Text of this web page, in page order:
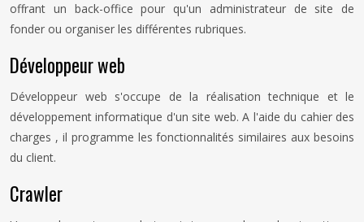
offrant un back-office pour qu'un administrateur de site de
fonder ou organiser les différentes rubriques.
Développeur web
Développeur web s'occupe de la réalisation technique et le
développement informatique d'un site web. A l'aide du cahier des
charges , il programme les fonctionnalités similaires aux besoins
du client.
Crawler